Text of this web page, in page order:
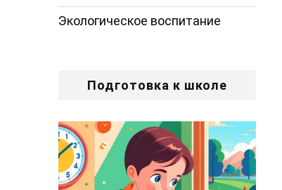
Экологическое воспитание
Подготовка к школе